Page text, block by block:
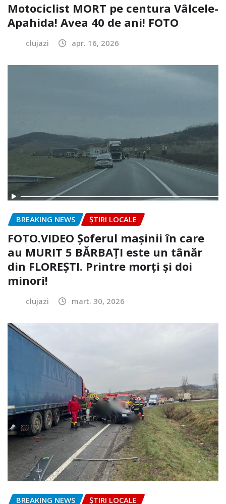
Motociclist MORT pe centura Vâlcele-
Apahida! Avea 40 de ani! FOTO
clujazi apr. 16, 2026
BREAKING NEWS ȘTIRI LOCALE
FOTO.VIDEO Șoferul mașinii în care
au MURIT 5 BĂRBAȚI este un tânăr
din FLOREȘTI. Printre morți și doi
minori!
clujazi mart. 30, 2026
BREAKING NEWS ȘTIRI LOCALE